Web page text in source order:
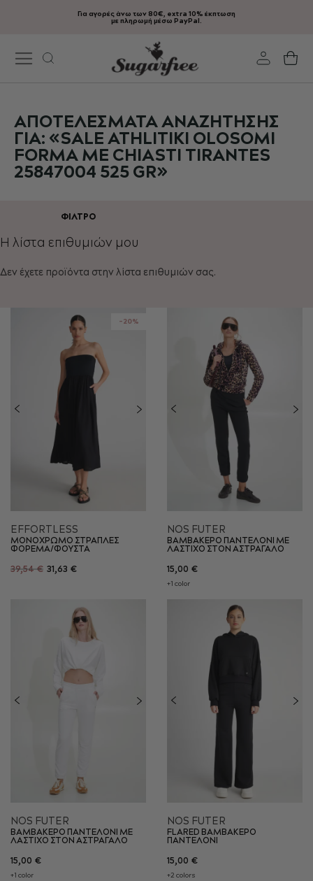
Μετάβαση
περιεχόμενο
Για αγορές άνω των 80€, extra 10% έκπτωση
με πληρωμή μέσω PayPal.
ΑΠΟΤΕΛΈΣΜΑΤΑ ΑΝΑΖΉΤΗΣΗΣ
ΓΙΑ: «SALE ATHLITIKI OLOSOMI
FORMA ME CHIASTI TIRANTES
25847004 525 GR»
-20%
EFFORTLESS
ΜΟΝΟΧΡΩΜΟ ΣΤΡΑΠΛΕΣ
ΦΟΡΕΜΑ/ΦΟΥΣΤΑ
39,54 € 31,63 €
NOS FUTER
ΒΑΜΒΑΚΕΡΟ ΠΑΝΤΕΛΟΝΙ ΜΕ
ΛΑΣΤΙΧΟ ΣΤΟΝ ΑΣΤΡΑΓΑΛΟ
15,00 €
+1 color
NOS FUTER
ΒΑΜΒΑΚΕΡΟ ΠΑΝΤΕΛΟΝΙ ΜΕ
ΛΑΣΤΙΧΟ ΣΤΟΝ ΑΣΤΡΑΓΑΛΟ
15,00 €
+1 color
NOS FUTER
FLARED ΒΑΜΒΑΚΕΡΟ
ΠΑΝΤΕΛΟΝΙ
15,00 €
+2 colors
ΦΊΛΤΡΟ
Η λίστα επιθυμιών μου
Δεν έχετε προϊόντα στην λίστα επιθυμιών σας.